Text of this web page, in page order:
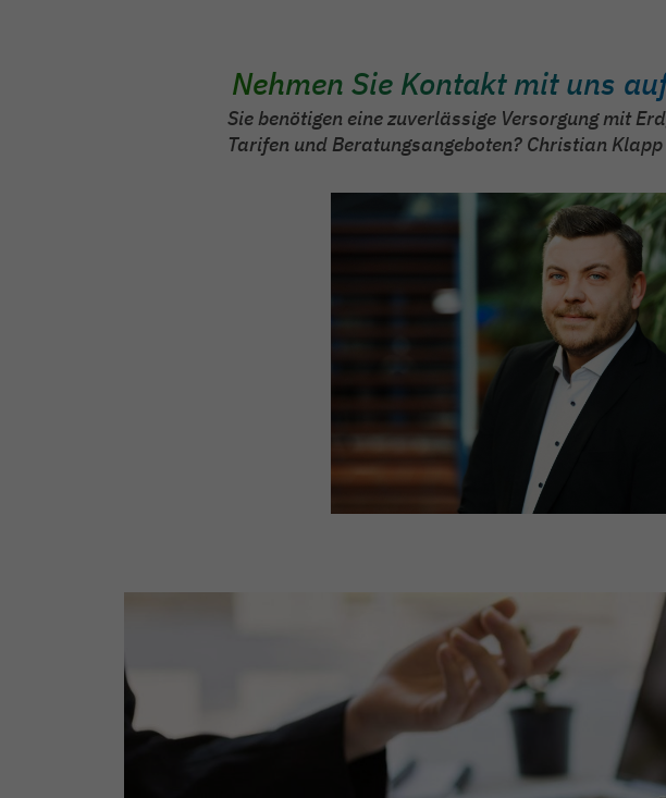
Nehmen Sie Kontakt mit uns
Sie benötigen eine zuverlässige Versorgung mit
Tarifen und Beratungsangeboten? Christian